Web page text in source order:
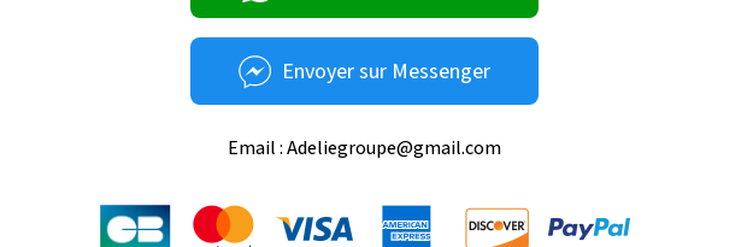
Envoyer sur Messenger
Email : Adeliegroupe@gmail.com